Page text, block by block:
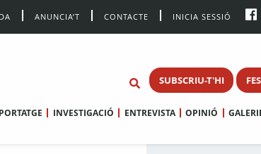
ANUNCIA’T CONTACTE INICIA SESSIÓ
SUBSCRIU-T'HI
INVESTIGACIÓ ENTREVISTA OPINIÓ